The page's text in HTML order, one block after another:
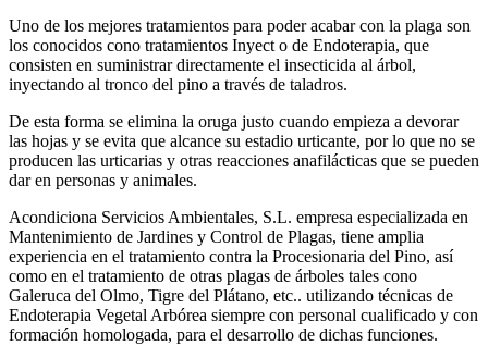
Uno de los mejores tratamientos para poder acabar con la plaga son
los conocidos cono tratamientos Inyect o de Endoterapia, que
consisten en suministrar directamente el insecticida al árbol,
inyectando al tronco del pino a través de taladros.
De esta forma se elimina la oruga justo cuando empieza a devorar
las hojas y se evita que alcance su estadio urticante, por lo que no se
producen las urticarias y otras reacciones anafilácticas que se pueden
dar en personas y animales.
Acondiciona Servicios Ambientales, S.L. empresa especializada en
Mantenimiento de Jardines y Control de Plagas, tiene amplia
experiencia en el tratamiento contra la Procesionaria del Pino, así
como en el tratamiento de otras plagas de árboles tales cono
Galeruca del Olmo, Tigre del Plátano, etc.. utilizando técnicas de
Endoterapia Vegetal Arbórea siempre con personal cualificado y con
formación homologada, para el desarrollo de dichas funciones.